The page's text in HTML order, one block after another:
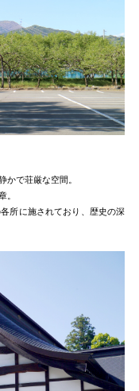
かで荘厳な空間。
。
所に施されており、歴史の深